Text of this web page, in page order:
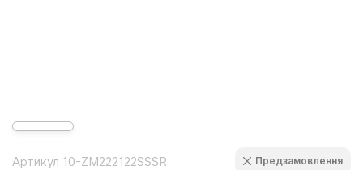
Артикул 10-ZM222122SSSR Предзамовлення